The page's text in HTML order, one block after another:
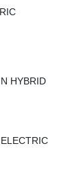
HYBRID